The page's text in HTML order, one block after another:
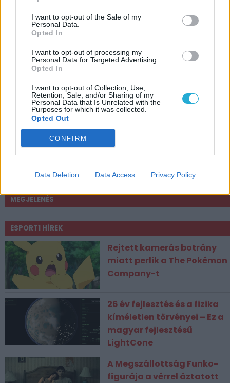
I want to opt-out of the Sale of my
Personal Data.
Opted In
I want to opt-out of processing my
Personal Data for Targeted Advertising.
Opted In
I want to opt-out of Collection, Use,
Retention, Sale, and/or Sharing of my
Personal Data that Is Unrelated with the
Purposes for which it was collected.
Opted Out
CONFIRM
Data Deletion Data Access Privacy Policy
JÁTÉKADATLAP
CryZone – Sector 23
Műfaj:
Akció
Kiadó:
Fejlesztő:
MEGJELENÉS
ESPORT1 HÍREK
Rejtett kamerás botrány
miatt perlik a The Pokémon
Company-t
26 év fejlesztés és a fizika
kíméletlen törvényei – Ez a
magyar fejlesztésű
LightCone
A Megszállottság Funko-
figurája a vérrel áztatott